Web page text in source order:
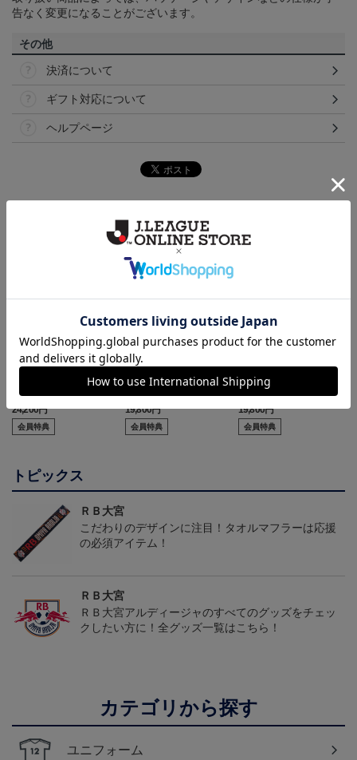
告なく変更になることがございます。
その他
決済について
ギフト対応について
ヘルプページ
【選手名・背番号入り】
クユニフォーム（フィー
ルド1st）
24,200円
会員特典
2026/27オーセンティッ
ルド1st）
19,800円
会員特典
2026/27オーセンティッ
ルド2nd）
19,800円
会員特典
トピックス
ＲＢ大宮
こだわりのデザインに注目！タオルマフラーは応援
の必須アイテム！
ＲＢ大宮
ＲＢ大宮アルディージャのすべてのグッズをチェッ
クしたい方に！全グッズ一覧はこちら！
カテゴリから探す
ユニフォーム